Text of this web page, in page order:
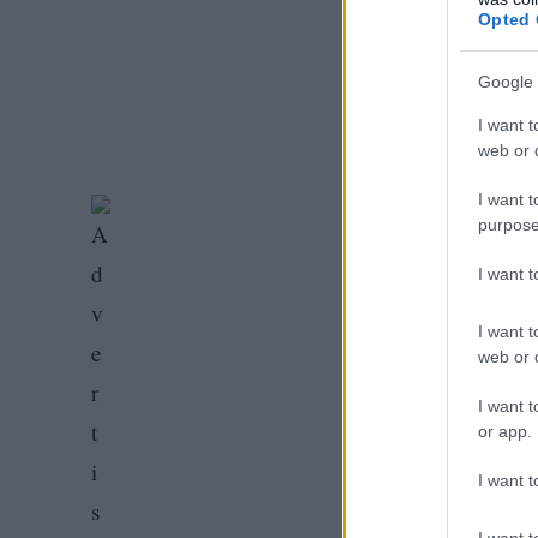
Opted
Google
I want
web or
I want
I want
I want
web or
I want
or app.
I want